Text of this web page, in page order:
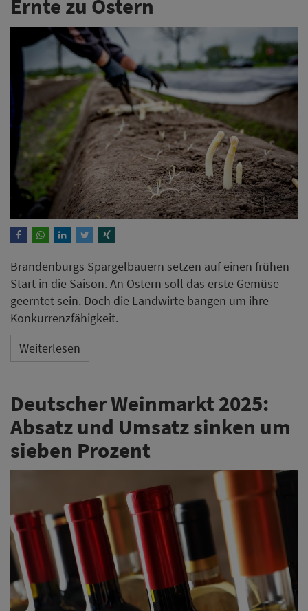
Ernte zu Ostern
Brandenburgs Spargelbauern setzen auf einen frühen
Start in die Saison. An Ostern soll das erste Gemüse
geerntet sein. Doch die Landwirte bangen um ihre
Konkurrenzfähigkeit.
Weiterlesen
Deutscher Weinmarkt 2025:
Absatz und Umsatz sinken um
sieben Prozent